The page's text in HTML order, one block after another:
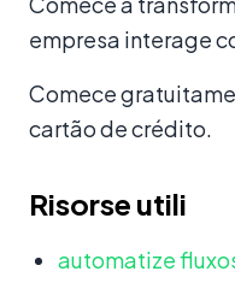
empresa interage
Comece
cartão de crédito.
Risorse utili
automatize